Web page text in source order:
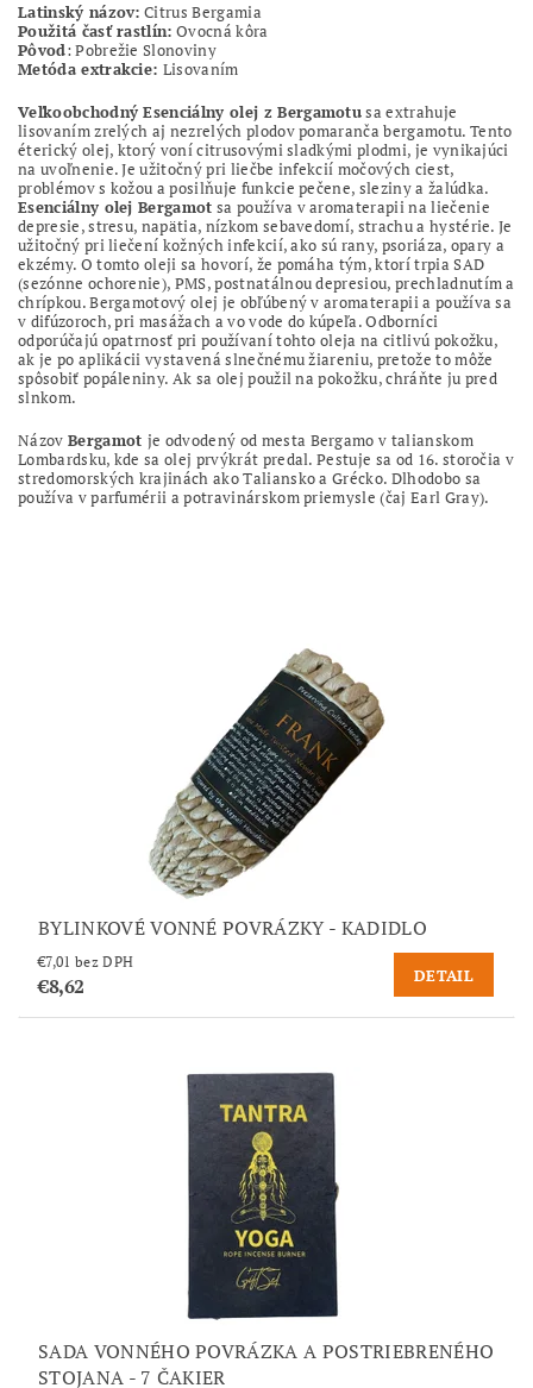
Latinský názov: Citrus Bergamia
Použitá časť rastlín: Ovocná kôra
Pôvod: Pobrežie Slonoviny
Metóda extrakcie: Lisovaním
Veľkoobchodný Esenciálny olej z Bergamotusa extrahuje
lisovaním zrelých aj nezrelých plodov pomaranča bergamotu. Tento
éterický olej, ktorý voní citrusovými sladkými plodmi, je vynikajúci
na uvoľnenie. Je užitočný pri liečbe infekcií močových ciest,
problémov s kožou a posilňuje funkcie pečene, sleziny a žalúdka.
Esenciálny olej Bergamot sa používa v aromaterapii na liečenie
depresie, stresu, napätia, nízkom sebavedomí, strachu a hystérie. Je
užitočný pri liečení kožných infekcií, ako sú rany, psoriáza, opary a
ekzémy. O tomto oleji sa hovorí, že pomáha tým, ktorí trpia SAD
(sezónne ochorenie), PMS, postnatálnou depresiou, prechladnutím a
chrípkou. Bergamotový olej je obľúbený v aromaterapii a používa sa
v difúzoroch, pri masážach a vo vode do kúpeľa. Odborníci
odporúčajú opatrnosť pri používaní tohto oleja na citlivú pokožku,
ak je po aplikácii vystavená slnečnému žiareniu, pretože to môže
spôsobiť popáleniny. Ak sa olej použil na pokožku, chráňte ju pred
slnkom.
Názov Bergamot je odvodený od mesta Bergamo v talianskom
Lombardsku, kde sa olej prvýkrát predal. Pestuje sa od 16. storočia v
stredomorských krajinách ako Taliansko a Grécko. Dlhodobo sa
používa v parfumérii a potravinárskom priemysle (čaj Earl Gray).
BYLINKOVÉ VONNÉ POVRÁZKY - KADIDLO
€7,01 bez DPH
€8,62 DETAIL
SADA VONNÉHO POVRÁZKA A POSTRIEBRENÉHO
STOJANA - 7 ČAKIER